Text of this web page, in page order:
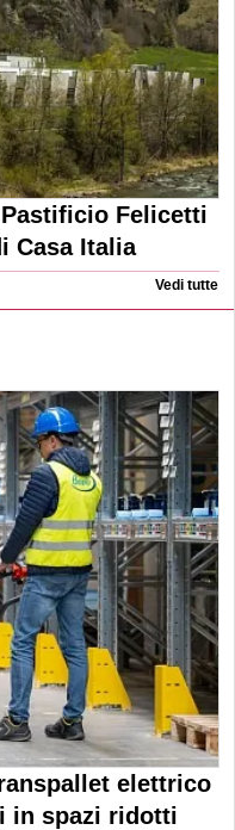
Felicetti
Casa Italia
Vedi tutte
elettrico
in spazi ridotti